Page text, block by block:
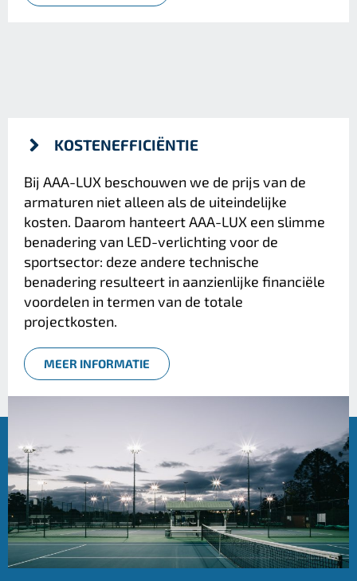
KOSTENEFFICIËNTIE
Bij AAA-LUX beschouwen we de prijs van de
armaturen niet alleen als de uiteindelijke
kosten. Daarom hanteert AAA-LUX een slimme
benadering van LED-verlichting voor de
sportsector: deze andere technische
benadering resulteert in aanzienlijke financiële
voordelen in termen van de totale
projectkosten.
MEER INFORMATIE